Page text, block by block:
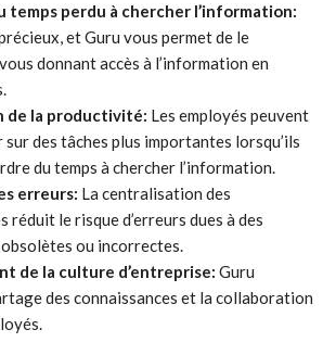
temps perdu à chercher l’information:
et Guru vous permet de le
donnant accès à l’information en
de la productivité: Les employés peuvent
des tâches plus importantes lorsqu’ils
du temps à chercher l’information.
erreurs: La centralisation des
réduit le risque d’erreurs dues à des
ou incorrectes.
de la culture d’entreprise: Guru
des connaissances et la collaboration